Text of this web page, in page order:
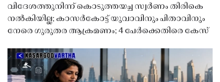
വിദേശത്തുനിന്ന് കൊടുത്തയച്ച സ്വർണം തിരികെ
നൽകിയില്ല; കാസർകോട്ട് യുവാവിനും പിതാവിനും
നേരെ ഗുരുതര ആക്രമണം; 4 പേർക്കെതിരെ കേസ്